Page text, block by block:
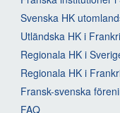
Svenska HK
Utländska HK i
Regionala HK i
Regionala HK i
Fransk-svenska
FAQ